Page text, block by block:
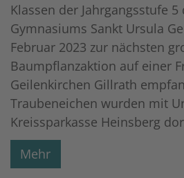
Klassen der Jahrgangsstufe
Gymnasiums Sankt Ursula
Februar 2023 zur nächsten
Baumpflanzaktion auf einer
Geilenkirchen Gillrath
Traubeneichen wurden mit
Kreissparkasse Heinsberg
Mehr